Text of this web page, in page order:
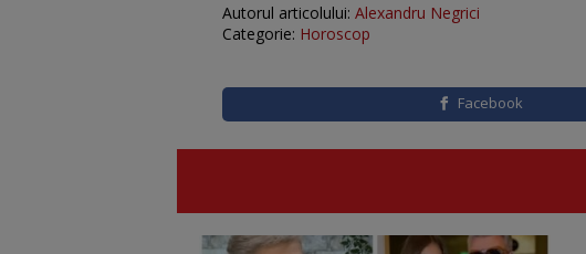
Autorul articolului: Alexandru Negrici
Categorie: Horoscop
Facebook